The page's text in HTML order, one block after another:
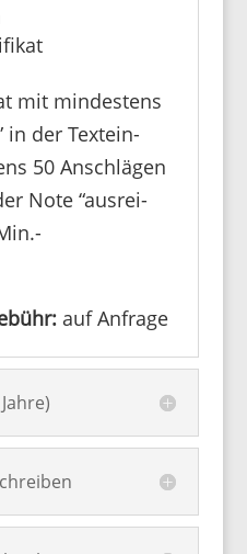
mit mindes­tens
in der Text­ein­
50 Anschlägen
Note “ausrei­
auf Anfrage